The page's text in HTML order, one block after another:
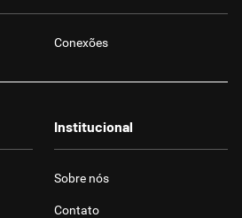
Conexões
Institucional
Sobre nós
Contato